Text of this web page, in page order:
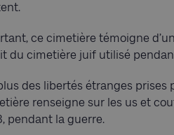
ce cimetière témoigne
du cimetière juif utilisé
des libertés étranges
renseigne sur les us et
pendant la guerre.